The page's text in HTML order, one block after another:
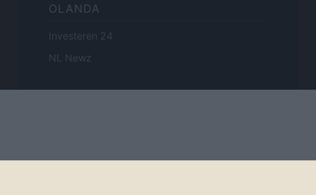
OLANDA
Investeren 24
NL Newz